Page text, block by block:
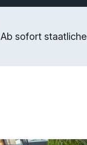
Ab sofort staatliche